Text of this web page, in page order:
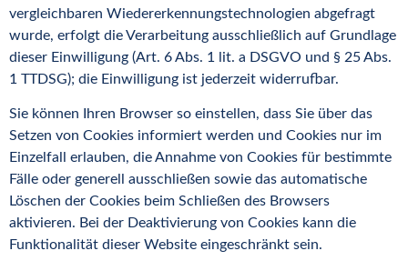
vergleichbaren Wiedererkennungstechnologien abgefragt
wurde, erfolgt die Verarbeitung ausschließlich auf Grundlage
dieser Einwilligung (Art. 6 Abs. 1 lit. a DSGVO und § 25 Abs.
1 TTDSG); die Einwilligung ist jederzeit widerrufbar.
Sie können Ihren Browser so einstellen, dass Sie über das
Setzen von Cookies informiert werden und Cookies nur im
Einzelfall erlauben, die Annahme von Cookies für bestimmte
Fälle oder generell ausschließen sowie das automatische
Löschen der Cookies beim Schließen des Browsers
aktivieren. Bei der Deaktivierung von Cookies kann die
Funktionalität dieser Website eingeschränkt sein.